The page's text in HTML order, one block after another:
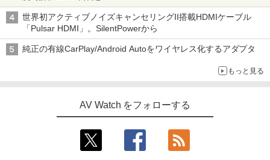
世界初アクティブノイズキャンセリングII搭載HDMIケーブル
「Pulsar HDMI」。SilentPowerから
純正の有線CarPlay/Android Autoをワイヤレス化するアダプタ
もっと見る
AV Watch をフォローする